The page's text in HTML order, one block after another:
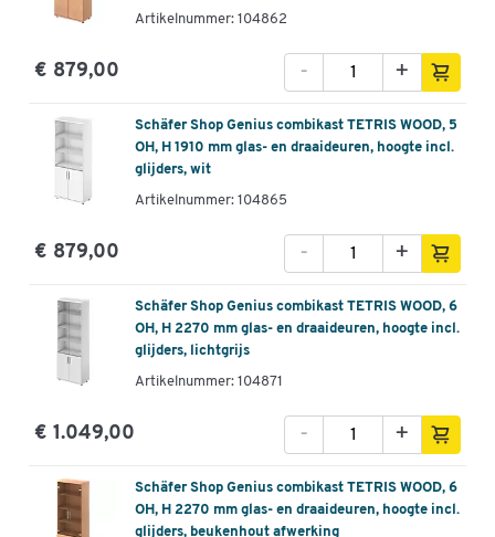
Artikelnummer: 104862
€ 879,00 +
-
Schäfer Shop Genius combikast TETRIS WOOD, 5
OH, H 1910 mm glas- en draaideuren, hoogte incl.
glijders, wit
Artikelnummer: 104865
€ 879,00 +
-
Schäfer Shop Genius combikast TETRIS WOOD, 6
OH, H 2270 mm glas- en draaideuren, hoogte incl.
glijders, lichtgrijs
Artikelnummer: 104871
€ 1.049,00 +
-
Schäfer Shop Genius combikast TETRIS WOOD, 6
OH, H 2270 mm glas- en draaideuren, hoogte incl.
glijders, beukenhout afwerking